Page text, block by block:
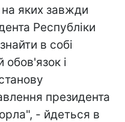
яких завжди
Республіки
в собі
обов'язок і
президента
- йдеться в